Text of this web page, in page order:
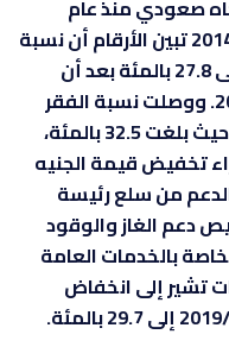
صعودي منذ عام
2010/2011، وعن الفترة من 2014/2015 تبين الأرقام أن نسبة
الفقر بين السكان في مصر، ارتفع إلى 27.8 بالمئة بعد أن
كانت 26.3 بالمئة في عام 2012/2013. ووصلت نسبة الفقر
أعلى معدلاتها في عام 2017/2018 حيث بلغت 32.5 بالمئة،
تخفيض قيمة الجنيه
رفع الدعم من سلع رئيسة
دعم الغاز والوقود
بالخدمات العامة
تشير إلى انخفاض